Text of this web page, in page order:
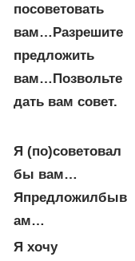
посоветовать
вам…Разрешите
предложить
вам…Позвольте
дать вам совет.
Я (по)советовал
бы вам…
Япредложилбыв
ам…
Я хочу